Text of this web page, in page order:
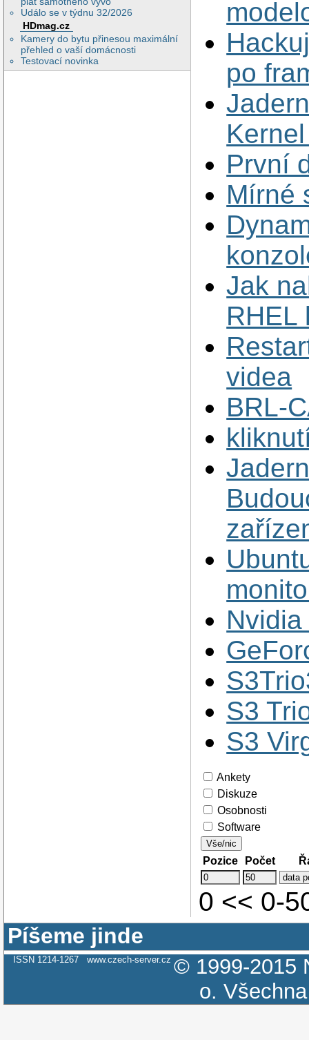
Událo se v týdnu 32/2026
HDmag.cz
Kamery do bytu přinesou maximální
přehled o vaší domácnosti
Testovací novinka
po
První
Mírné
Jak
RHEL
videa
BRL-
S3
S3
Ankety
Diskuze
Osobnosti
Software
Vše/nic
Pozice Počet
0 << 0-
Píšeme jinde
ISSN 1214-1267 www.czech-server.cz © 1999-2015
o.